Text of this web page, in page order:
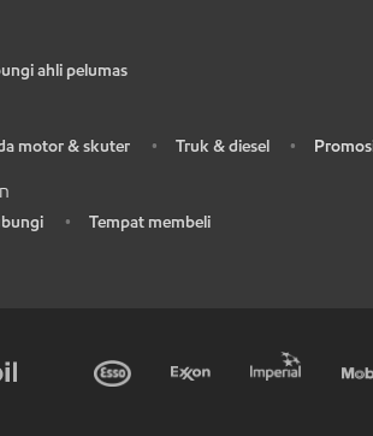
ahli pelumas
motor & skuter • Truk & diesel •
• Tempat membeli